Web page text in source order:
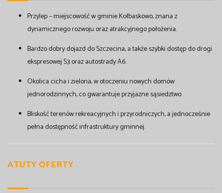
Przylep – miejscowość w gminie Kołbaskowo, znana z
dynamicznego rozwoju oraz atrakcyjnego położenia.
Bardzo dobry dojazd do Szczecina, a także szybki dostęp do drogi
ekspresowej S3 oraz autostrady A6.
Okolica cicha i zielona, w otoczeniu nowych domów
jednorodzinnych, co gwarantuje przyjazne sąsiedztwo.
Bliskość terenów rekreacyjnych i przyrodniczych, a jednocześnie
pełna dostępność infrastruktury gminnej.
ATUTY OFERTY